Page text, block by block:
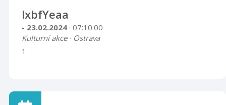
lxbfYeaa
- 23.02.2024 · 07:10:00
Kulturní akce · Ostrava
1